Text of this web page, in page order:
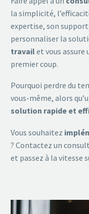
la simplicité,
expertise, son
personnaliser la
travail et vous
premier coup.
Pourquoi perdre du
vous-même, alors
solution rapide et
Vous souhaitez
? Contactez un
et passez à la vitesse